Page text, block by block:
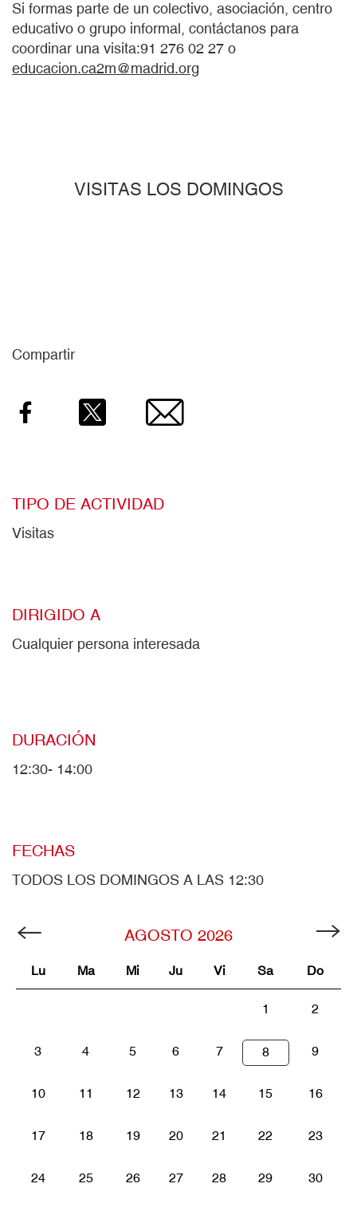
Si formas parte de un colectivo, asociación, centro
educativo o grupo informal, contáctanos para
coordinar una visita:91 276 02 27 o
educacion.ca2m@madrid.org
VISITAS LOS DOMINGOS
Compartir
Facebook Twitter Email
TIPO DE ACTIVIDAD
Visitas
DIRIGIDO A
Cualquier persona interesada
DURACIÓN
12:30- 14:00
FECHAS
TODOS LOS DOMINGOS A LAS 12:30
AGOSTO 2026
Lu Ma Mi Ju Vi Sa Do
1 2
3 4 5 6 7 8 9
10 11 12 13 14 15 16
17 18 19 20 21 22 23
24 25 26 27 28 29 30